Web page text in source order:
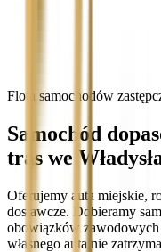
Flota samochodów
Samochód
tras we
Oferujemy auta miejskie,
dostawcze. Dobieramy
obowiązków
własnego auta nie